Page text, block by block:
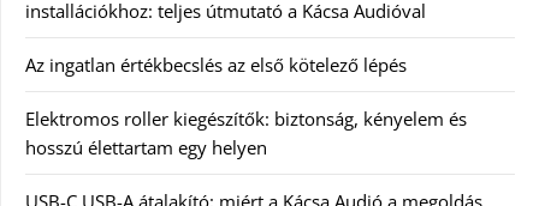
installációkhoz: teljes útmutató a Kácsa Audióval
Az ingatlan értékbecslés az első kötelező lépés
Elektromos roller kiegészítők: biztonság, kényelem és
hosszú élettartam egy helyen